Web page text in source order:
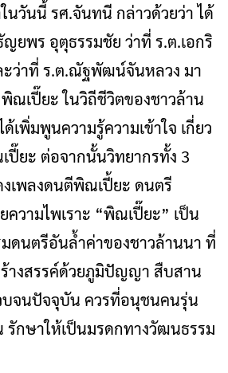
นวันนี้ รศ.จันทนี กล่าวด้วยว่า ได้
ยพร อุตุธรรมชัย ว่าที่ ร.ต.เอกริ
ว่าที่ ร.ต.ณัฐพัฒน์จันหลวง มา
ณเปี๊ยะ ในวิถีชีวิตของชาวล้าน
เพิ่มพูนความรู้ความเข้าใจ เกี่ยว
ปี๊ยะ ต่อจากนั้นวิทยากรทั้ง 3
เพลงดนตีพิณเปี้ยะ ดนตรี
วามไพเราะ “พิณเปี๊ยะ” เป็น
ดนตรีอันล้ำค่าของชาวล้านนา ที่
างสรรค์ด้วยภูมิปัญญา สืบสาน
บจนปัจจุบัน ควรที่อนุชนคนรุ่น
กษาให้เป็นมรดกทางวัฒนธรรม